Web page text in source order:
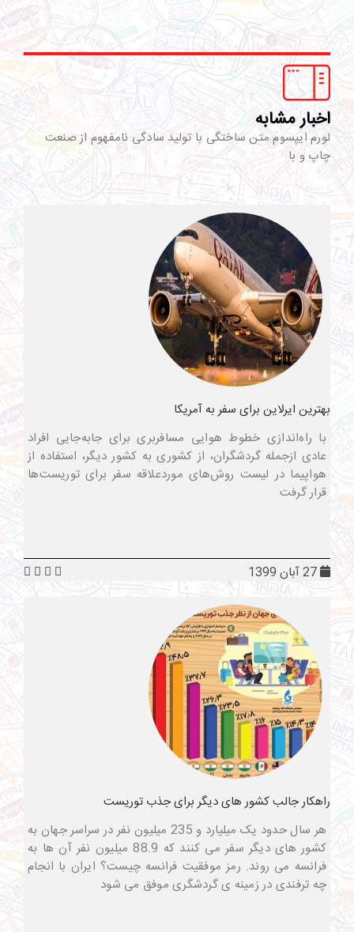
اخبار مشابه
لورم ایپسوم متن ساختگی با تولید سادگی نامفهوم از صنعت
چاپ و با
بهترین ایرلاین برای سفر به آمریکا
با راه‌اندازی خطوط هوایی مسافربری برای جابه‌جایی افراد
عادی ازجمله گردشگران، از کشوری به کشور دیگر، استفاده از
هواپیما در لیست روش‌های موردعلاقه سفر برای توریست‌ها
قرار گرفت
راهکار جالب کشور های دیگر برای جذب توریست
هر سال حدود یک میلیارد و 235 میلیون نفر در سراسر جهان به
کشور های دیگر سفر می کنند که 88.9 میلیون نفر آن ها به
فرانسه می روند. رمز موفقیت فرانسه چیست؟ ایران با انجام
چه ترفندی در زمینه ی گردشگری موفق می شود